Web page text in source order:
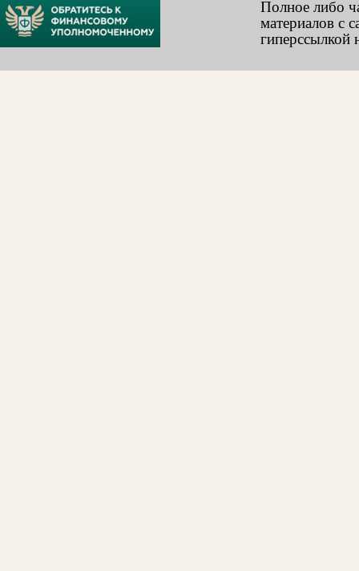
Полное либо
материалов с
гиперссылкой